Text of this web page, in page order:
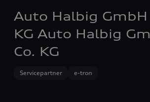
Auto Halbig GmbH
KG Auto Halbig
Co. KG
Servicepartner e-tron